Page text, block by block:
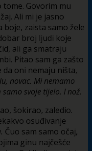
tome. Govorim mu
Ali mi je jasno
boje, zaista samo žele
broj ljudi koje
ali ga smatraju
Pitao sam ga zašto
da oni nemaju ništa,
novac. Mi nemamo
svoje tijelo. I nož.
šokirao, zaledio.
osuđivanje
Čuo sam samo očaj,
ginu najčešće